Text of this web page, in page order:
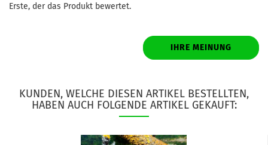
Erste, der das Produkt bewertet.
IHRE MEINUNG
KUNDEN, WELCHE DIESEN ARTIKEL BESTELLTEN,
HABEN AUCH FOLGENDE ARTIKEL GEKAUFT: